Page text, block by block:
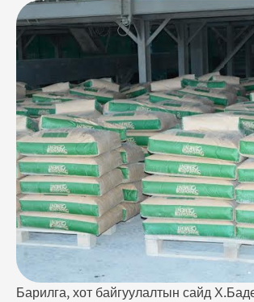
“Хөтөл цемент-шохой” компанийн
өчигдөр уулзжээ. Энэ үеэр Засгийн
2020 оны үйл ажиллагааны
тусгасан Монголд үйлдвэрлэсэн
экспортлох бизнесийн таатай
ажлын үр дүнг ярилцаж, санал
байна. “Хөтөлийн цемент-шохой”
2015 онд 10 000 тонн цемент, 20
Барилга, хот байгуулалтын сайд